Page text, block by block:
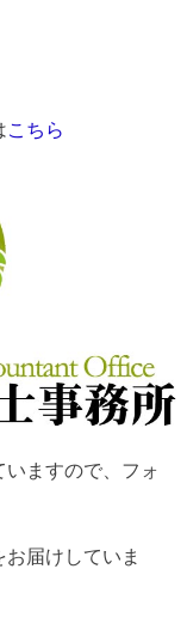
こちら
ますので、フォ
届けしていま